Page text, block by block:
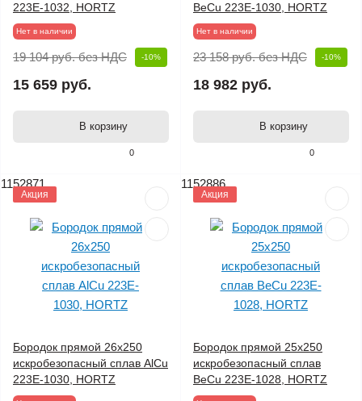
0
223E-1032, HORTZ
Нет в наличии
19 104 руб.без НДС -10%
15 659 руб.
В корзину
0
BeCu 223E-1030, HORTZ
Нет в наличии
23 158 руб.без НДС -10%
18 982 руб.
В корзину
1152871
Акция
Бородок прямой 26х250
искробезопасный сплав AlCu
223E-1030, HORTZ
1152886
Акция
Бородок прямой 25х250
искробезопасный сплав
BeCu 223E-1028, HORTZ